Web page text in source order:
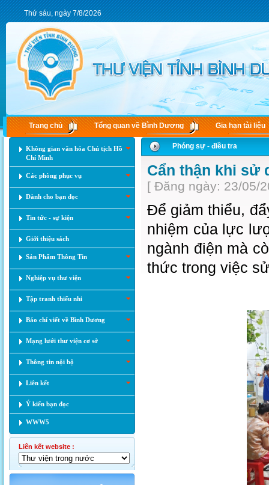
Thứ sáu, ngày 7/8/2026
Trang chủ Tổng quan về Bình Dương Gia hạn tài liệu
Không gian văn hóa Chủ tịch Hồ
Chí Minh
Các phòng phục vụ
Dành cho bạn đọc
Tin tức - sự kiện
Giới thiệu sách
Sản Phẩm Thông Tin
Nghiệp vụ thư viện
Tập tranh thiếu nhi
Báo chí viết về Bình Dương
Mạng lưới thư viện cơ sở
Thông tin nội bộ
Liên kết
Ý kiến bạn đọc
WWW5
Liên kết website :
Phóng sự - điều tra
Cẩn thận khi sử
[ Đăng ngày: 23/05/
Để giảm thiểu,
nhiệm của lực
ngành điện mà
thức trong việc